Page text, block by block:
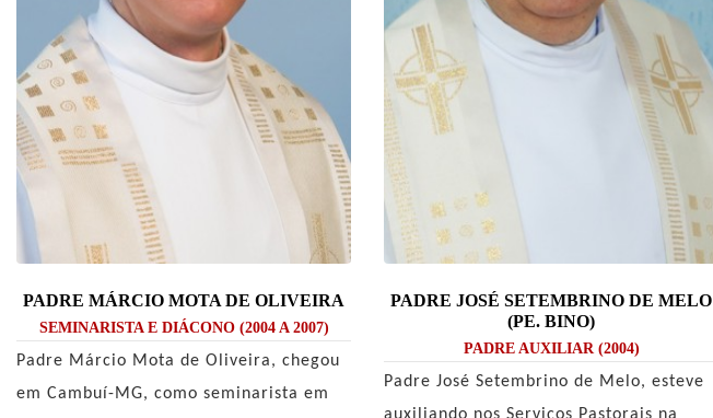
PADRE MÁRCIO MOTA DE OLIVEIRA
SEMINARISTA E DIÁCONO (2004 A 2007)
Padre Márcio Mota de Oliveira, chegou
em Cambuí-MG, como seminarista em
PADRE JOSÉ SETEMBRINO DE MELO
(PE. BINO)
PADRE AUXILIAR (2004)
Padre José Setembrino de Melo, esteve